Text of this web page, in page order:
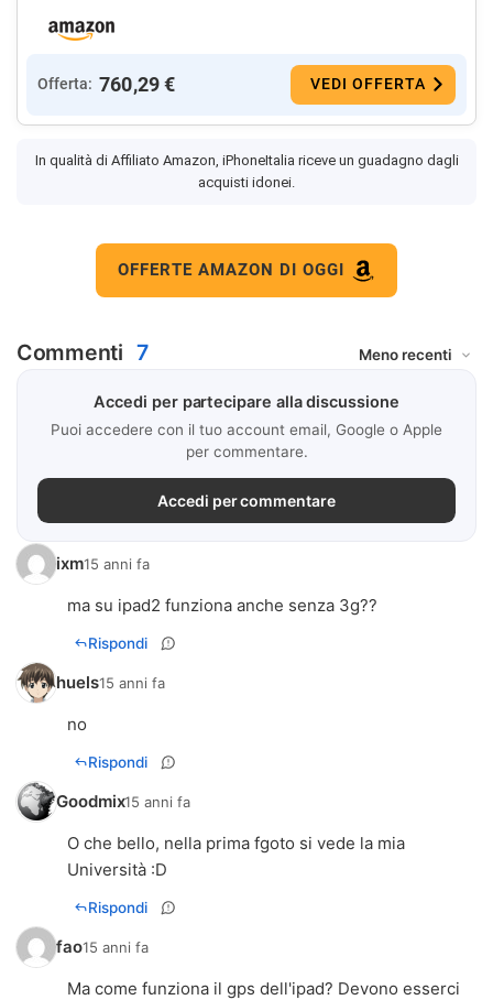
Offerta: 760,29 € VEDI OFFERTA
In qualità di Affiliato Amazon, iPhoneItalia riceve un guadagno dagli
acquisti idonei.
OFFERTE AMAZON DI OGGI
Commenti 7
Accedi per partecipare alla discussione
Puoi accedere con il tuo account email, Google o Apple
per commentare.
Accedi per commentare
ixm15 anni fa
ma su ipad2 funziona anche senza 3g??
Rispondi
huels15 anni fa
no
Rispondi
Goodmix15 anni fa
O che bello, nella prima fgoto si vede la mia
Università :D
Rispondi
fao15 anni fa
Ma come funziona il gps dell'ipad? Devono esserci